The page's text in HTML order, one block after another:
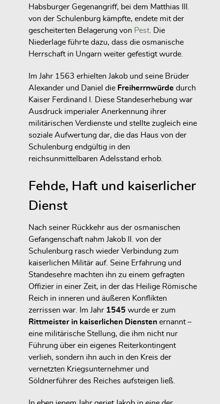
Habsburger Gegenangriff, bei dem Matthias III.
von der Schulenburg kämpfte, endete mit der
gescheiterten Belagerung von Pest. Die
Niederlage führte dazu, dass die osmanische
Herrschaft in Ungarn weiter gefestigt wurde.
Im Jahr 1563 erhielten Jakob und seine Brüder
Alexander und Daniel die Freiherrnwürde durch
Kaiser Ferdinand I. Diese Standeserhebung war
Ausdruck imperialer Anerkennung ihrer
militärischen Verdienste und stellte zugleich eine
soziale Aufwertung dar, die das Haus von der
Schulenburg endgültig in den
reichsunmittelbaren Adelsstand erhob.
Fehde, Haft und kaiserlicher
Dienst
Nach seiner Rückkehr aus der osmanischen
Gefangenschaft nahm Jakob II. von der
Schulenburg rasch wieder Verbindung zum
kaiserlichen Militär auf. Seine Erfahrung und
Standesehre machten ihn zu einem gefragten
Offizier in einer Zeit, in der das Heilige Römische
Reich in inneren und äußeren Konflikten
zerrissen war. Im Jahr 1545 wurde er zum
Rittmeister in kaiserlichen Diensten ernannt –
eine militärische Stellung, die ihm nicht nur
Führung über ein eigenes Reiterkontingent
verlieh, sondern ihn auch in den Kreis der
vernetzten Kriegsunternehmer und
Söldnerführer des Reiches aufsteigen ließ.